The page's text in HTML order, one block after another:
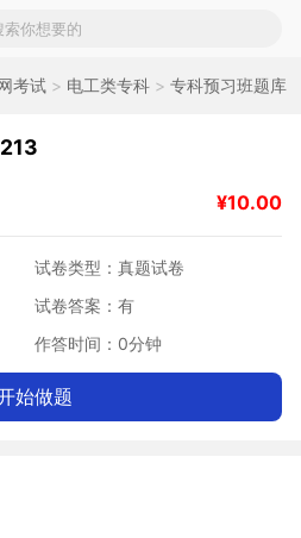
考试 > 电工类专科 > 专科预习班题库
¥10.00
试卷类型：真题试卷
试卷答案：有
作答时间：0分钟
始做题